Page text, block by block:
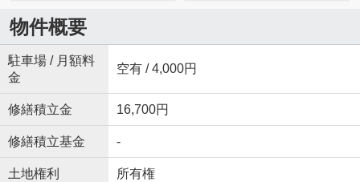
物件概要
駐車場 / 月額料
金
空有 / 4,000円
修繕積立金 16,700円
修繕積立基金 -
土地権利 所有権